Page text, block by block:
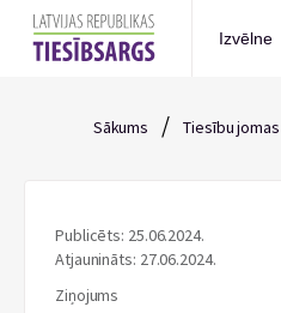
Izvēlne
Sākums / Tiesību jomas
Publicēts: 25.06.2024.
Atjaunināts: 27.06.2024.
Ziņojums